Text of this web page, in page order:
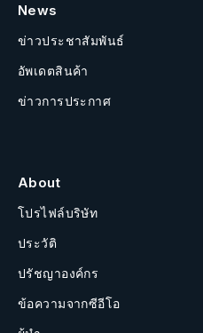
News
ข่าวประชาสัมพันธ์
อัพเดตสินค้า
ข่าวการประกาศ
About
โปรไฟล์บริษัท
ประวัติ
ปรัชญาองค์กร
ข้อความจากซีอีโอ